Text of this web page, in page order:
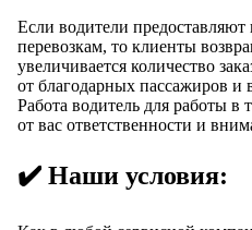
Если водители предоставляют
перевозкам, то клиенты
увеличивается количество
от благодарных пассажиров и
Работа водитель для работы в
от вас ответственности и
✔️ Наши условия: